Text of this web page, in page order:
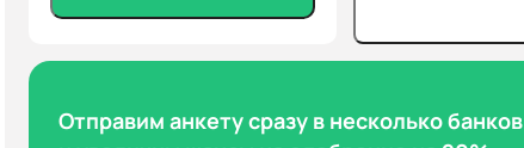
Отправим анкету сразу в несколько банков